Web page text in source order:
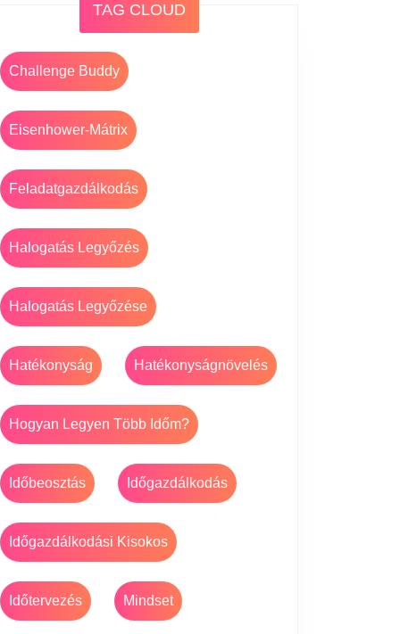
TAG CLOUD
Challenge Buddy
Eisenhower-Mátrix
Feladatgazdálkodás
Halogatás Legyőzés
Halogatás Legyőzése
Hatékonyság Hatékonyságnövelés
Hogyan Legyen Több Időm?
Időbeosztás Időgazdálkodás
Időgazdálkodási Kisokos
Időtervezés Mindset